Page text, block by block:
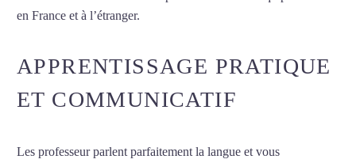
en France et à l’étranger.
APPRENTISSAGE PRATIQUE
ET COMMUNICATIF
Les professeur parlent parfaitement la langue et vous